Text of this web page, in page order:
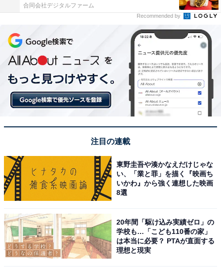
合同会社デジタルファーム
Recommended by
注目の連載
東野圭吾や湊かなえだけじゃな
い、「業と罪」を描く『映画ち
いかわ』から強く連想した映画
8選
20年間「駆け込み実績ゼロ」の
学校も…「こども110番の家」
は本当に必要？ PTAが直面する
理想と現実